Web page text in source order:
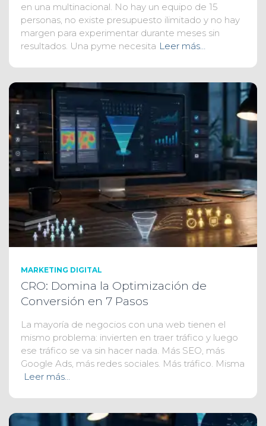
en una multinacional. No hay un equipo de 15
personas, no existe presupuesto ilimitado y no hay
margen para experimentar durante meses sin
resultados. Una pyme necesita Leer más…
MARKETING DIGITAL
CRO: Domina la Optimización de
Conversión en 7 Pasos
La mayoría de negocios con una web tienen el
mismo problema: invierten en traer tráfico y luego
ese tráfico se va sin hacer nada. Más SEO, más
Google Ads, más redes sociales. Más tráfico. Misma
Leer más…